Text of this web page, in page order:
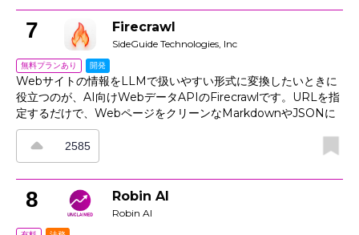
す。プレイリスト機能を使えば、コーチング、調査、オンボーデ
ィング向けの音声スニペットも整理できます。同意プロンプト、
共有コントロール、保持設定も備え、プライバシーに配慮したコ
ラボレーションを支援します。
7 Firecrawl
SideGuide Technologies, Inc
無料プランあり 開発
Webサイトの情報をLLMで扱いやすい形式に変換したいときに
役立つのが、AI向けWebデータAPIのFirecrawlです。URLを指
定するだけで、WebページをクリーンなMarkdownやJSONに
変換し、必要に応じてスクリーンショットも取得できます。 サ
イト全体のクロールにも対応しており、すべてのサブページをま
とめて取得可能です。さらに、検索結果とページ本文を取得する
検索機能、URLを一覧化するマップ機能、AIで項目を構造化す
る抽出機能も備えています。 Python、Node、HTTPからシン
プルに呼び出せるほか、エージェントフレームワーク向けの
MCPサーバーも用意されています。JavaScriptを多用したペー
2585
8 Robin AI
Robin AI